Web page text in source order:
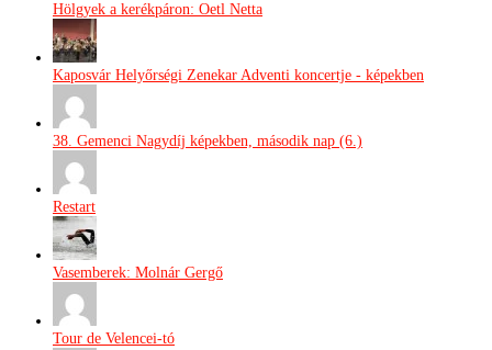
Hölgyek a kerékpáron: Oetl Netta
Kaposvár Helyőrségi Zenekar Adventi koncertje - képekben
38. Gemenci Nagydíj képekben, második nap (6.)
Restart
Vasemberek: Molnár Gergő
Tour de Velencei-tó